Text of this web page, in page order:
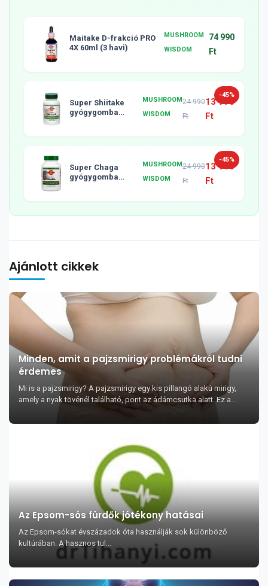
Maitake D-frakció PRO
4X 60ml (3 havi)
MUSHROOM
WISDOM
74 990
Ft
-45%
Super Shiitake
gyógygomba
MUSHROOM
WISDOM
24 990
Ft
13 990
Ft
-45%
Super Chaga
gyógygomba
MUSHROOM
WISDOM
24 990
Ft
13 990
Ft
Ajánlott cikkek
Minden, amit a pajzsmirigy problémákról tudni
érdemes
Mi is a pajzsmirigy? A pajzsmirigy egy kis pillangó alakú mirigy,
amely a nyak tövénél található, pont az ádámcsutka alatt. Ez a
mirigy termeli a pajzsm...
Az Epsom-sós fürdők jótékony hatásai
Az Epsom-sókat évszázadok óta használják sok különböző
kultúrában. A hasznos tul...